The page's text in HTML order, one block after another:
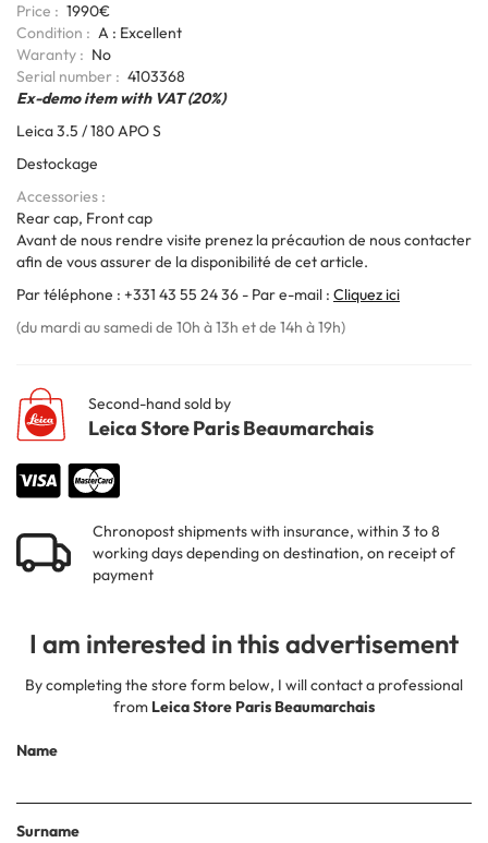
Price
1990€
Condition
A : Excellent
Waranty
No
6bits
Coding
Serial number
4103368
Ex-demo item with VAT (20%)
Leica 3.5 / 180 APO S
Destockage
Accessories
Rear cap, Front cap
Avant de nous rendre visite prenez la précaution de nous contacter
afin de vous assurer de la disponibilité de cet article.
Par téléphone : +331 43 55 24 36 - Par e-mail : Cliquez ici
(du mardi au samedi de 10h à 13h et de 14h à 19h)
Second-hand sold by
Leica Store Paris Beaumarchais
Chronopost shipments with insurance, within 3 to 8
working days depending on destination, on receipt of
payment
I am interested in this advertisement
By completing the store form below, I will contact a professional
from Leica Store Paris Beaumarchais
Name
Surname